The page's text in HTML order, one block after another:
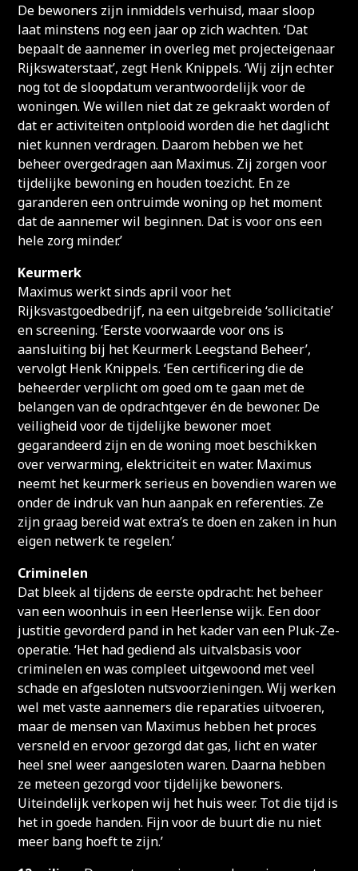
De bewoners zijn inmiddels verhuisd, maar sloop
laat minstens nog een jaar op zich wachten. ‘Dat
bepaalt de aannemer in overleg met projecteigenaar
Rijkswaterstaat’, zegt Henk Knippels. ‘Wij zijn echter
nog tot de sloopdatum verantwoordelijk voor de
woningen. We willen niet dat ze gekraakt worden of
dat er activiteiten ontplooid worden die het daglicht
niet kunnen verdragen. Daarom hebben we het
beheer overgedragen aan Maximus. Zij zorgen voor
tijdelijke bewoning en houden toezicht. En ze
garanderen een ontruimde woning op het moment
dat de aannemer wil beginnen. Dat is voor ons een
hele zorg minder.’
Keurmerk
Maximus werkt sinds april voor het
Rijksvastgoedbedrijf, na een uitgebreide ‘sollicitatie’
en screening. ‘Eerste voorwaarde voor ons is
aansluiting bij het Keurmerk Leegstand Beheer’,
vervolgt Henk Knippels. ‘Een certificering die de
beheerder verplicht om goed om te gaan met de
belangen van de opdrachtgever én de bewoner. De
veiligheid voor de tijdelijke bewoner moet
gegarandeerd zijn en de woning moet beschikken
over verwarming, elektriciteit en water. Maximus
neemt het keurmerk serieus en bovendien waren we
onder de indruk van hun aanpak en referenties. Ze
zijn graag bereid wat extra’s te doen en zaken in hun
eigen netwerk te regelen.’
Criminelen
Dat bleek al tijdens de eerste opdracht: het beheer
van een woonhuis in een Heerlense wijk. Een door
justitie gevorderd pand in het kader van een Pluk-Ze-
operatie. ‘Het had gediend als uitvalsbasis voor
criminelen en was compleet uitgewoond met veel
schade en afgesloten nutsvoorzieningen. Wij werken
wel met vaste aannemers die reparaties uitvoeren,
maar de mensen van Maximus hebben het proces
versneld en ervoor gezorgd dat gas, licht en water
heel snel weer aangesloten waren. Daarna hebben
ze meteen gezorgd voor tijdelijke bewoners.
Uiteindelijk verkopen wij het huis weer. Tot die tijd is
het in goede handen. Fijn voor de buurt die nu niet
meer bang hoeft te zijn.’